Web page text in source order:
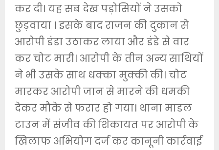
कर दी। यह सब देख पड़ोसियों ने उसको
छुड़वाया । इसके बाद राजन की दुकान से
आरोपी डंडा उठाकर लाया और डंडे से वार
कर चोट मारी। आरोपी के तीन अन्य साथियों
ने भी उसके साथ धक्का मुक्की की। चोट
मारकर आरोपी जान से मारने की धमकी
देकर मौके से फरार हो गया। थाना माडल
टाउन में संजीव की शिकायत पर आरोपी के
खिलाफ अभियोग दर्ज कर कानूनी कार्रवाई